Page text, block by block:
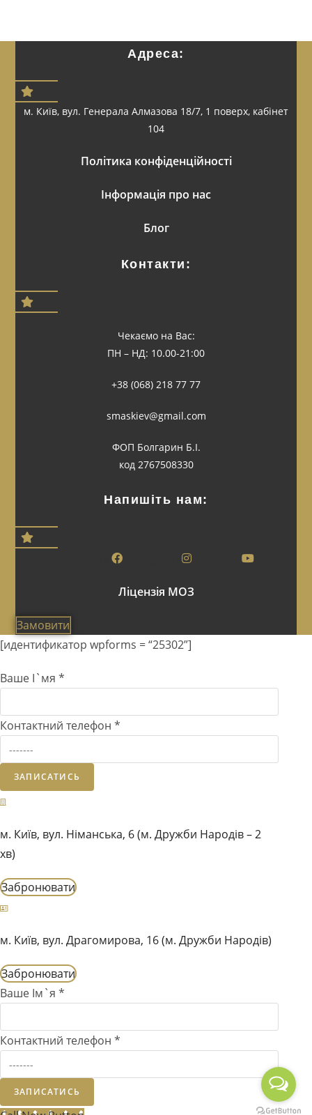
Адреса:
м. Київ, вул. Генерала Алмазова 18/7, 1 поверх, кабінет
104
Політика конфіденційності
Інформація про нас
Блог
Контакти:
Чекаємо на Вас:
ПН – НД: 10.00-21:00
+38 (068) 218 77 77
smaskiev@gmail.com
ФОП Болгарин Б.І.
код 2767508330
Напишіть нам:
Ліцензія МОЗ
Замовити
[идентификатор wpforms = “25302”]
Ваше І`мя *
Контактний телефон *
ЗАПИСАТИСЬ
м. Київ, вул. Німанська, 6 (м. Дружби Народів – 2
хв)
Забронювати
м. Київ, вул. Драгомирова, 16 (м. Дружби Народів)
Забронювати
Ваше Ім`я *
Контактний телефон *
ЗАПИСАТИСЬ